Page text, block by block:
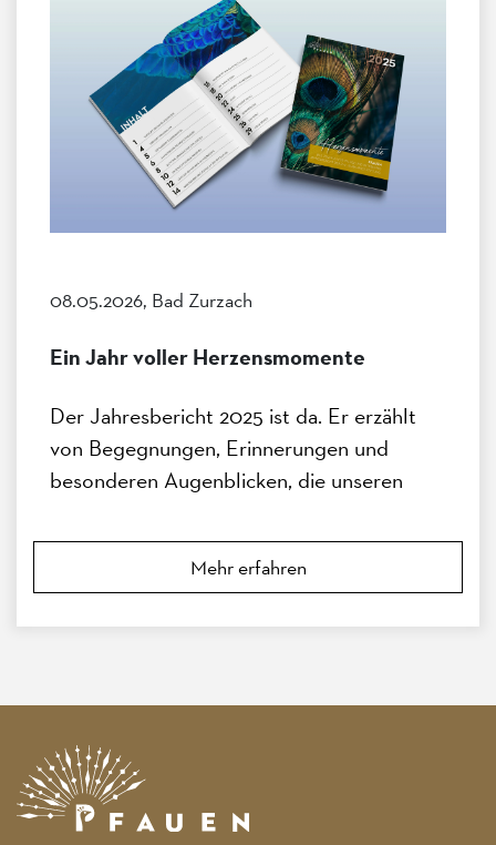
08.05.2026, Bad Zurzach
Ein Jahr voller Herzensmomente
Der Jahresbericht 2025 ist da. Er erzählt
von Begegnungen, Erinnerungen und
besonderen Augenblicken, die unseren
Mehr erfahren